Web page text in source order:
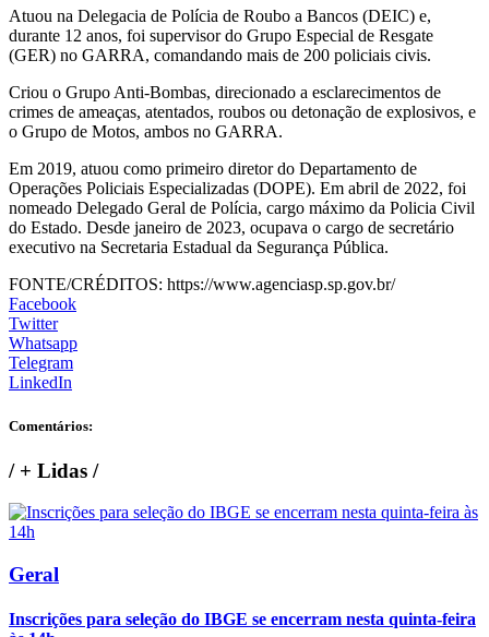
Atuou na Delegacia de Polícia de Roubo a Bancos (DEIC) e,
durante 12 anos, foi supervisor do Grupo Especial de Resgate
(GER) no GARRA, comandando mais de 200 policiais civis.
Criou o Grupo Anti-Bombas, direcionado a esclarecimentos de
crimes de ameaças, atentados, roubos ou detonação de explosivos, e
o Grupo de Motos, ambos no GARRA.
Em 2019, atuou como primeiro diretor do Departamento de
Operações Policiais Especializadas (DOPE). Em abril de 2022, foi
nomeado Delegado Geral de Polícia, cargo máximo da Policia Civil
do Estado. Desde janeiro de 2023, ocupava o cargo de secretário
executivo na Secretaria Estadual da Segurança Pública.
FONTE/CRÉDITOS: https://www.agenciasp.sp.gov.br/
Facebook
Twitter
Whatsapp
Telegram
LinkedIn
Comentários:
/+ Lidas /
Geral
Inscrições para seleção do IBGE se encerram nesta quinta-feira